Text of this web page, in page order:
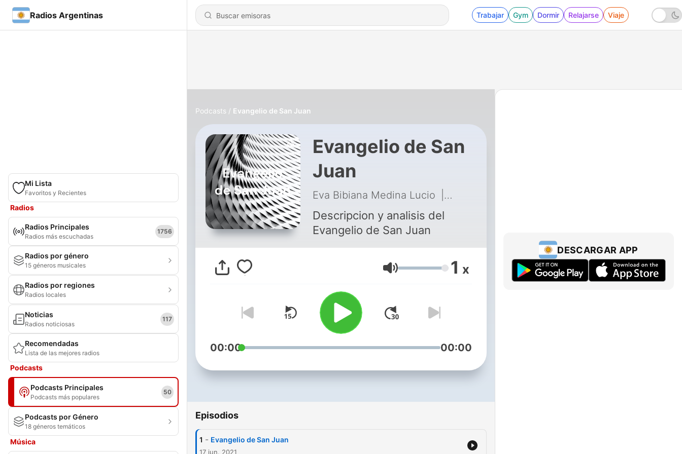
Radios Argentinas Trabajar Gym Dormir Relajarse Viaje
Mi Lista
Favoritos y Recientes
Radios
Radios Principales
Radios más escuchadas
1756
Radios por género
15 géneros musicales
Radios por regiones
Radios locales
Noticias
Radios noticiosas
117
Recomendadas
Lista de las mejores radios
Podcasts
Podcasts Principales
Podcasts más populares
50
Podcasts por Género
18 géneros temáticos
Música
Podcasts Evangelio de San Juan
Evangelio de San
Juan
Eva Bibiana Medina Lucio 1 - Evangelio de San Juan
Descripcion y analisis del
Evangelio de San Juan
Volumen 1 x
00:00 00:00
Episodios
1 - Evangelio de San Juan
17 jun. 2021
DESCARGAR APP